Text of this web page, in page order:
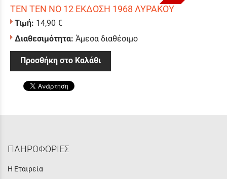
ΤΕΝ ΤΕΝ ΝΟ 12 ΕΚΔΟΣΗ 1968 ΛΥΡΑΚΟΥ
Τιμή: 14,90 €
Διαθεσιμότητα: Άμεσα διαθέσιμο
Προσθήκη στο Καλάθι
ΠΛΗΡΟΦΟΡΙΕΣ
Η Εταιρεία